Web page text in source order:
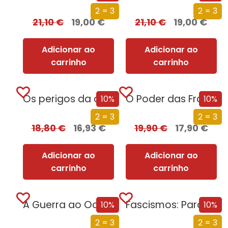
2 = 3
21,10€ 19,00€
Adicionar ao
carrinho
2 = 3
21,10€ 19,00€
Adicionar ao
carrinho
10%
2 = 3
Os perigos da direita radical: Bolsonaro, Ventura e não só!
18,80€ 16,93€
Adicionar ao
carrinho
10%
2 = 3
O Poder das Fronteiras
19,90€ 17,90€
Adicionar ao
carrinho
10%
2 = 3
A Guerra ao Ocidente
10%
2 = 3
Fascismos: Para Além de Hitler e Mussolini